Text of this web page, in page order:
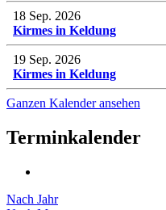
18 Sep. 2026
Kirmes in Keldung
19 Sep. 2026
Kirmes in Keldung
Ganzen Kalender ansehen
Terminkalender
Nach Jahr